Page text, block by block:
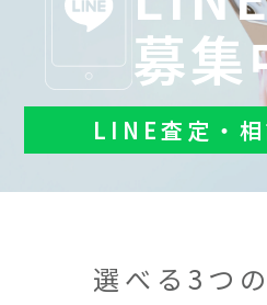
募
LINE査定・
選べる3つ